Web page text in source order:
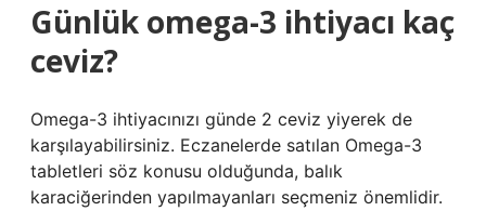
Günlük omega-3 ihtiyacı kaç
ceviz?
Omega-3 ihtiyacınızı günde 2 ceviz yiyerek de
karşılayabilirsiniz. Eczanelerde satılan Omega-3
tabletleri söz konusu olduğunda, balık
karaciğerinden yapılmayanları seçmeniz önemlidir.